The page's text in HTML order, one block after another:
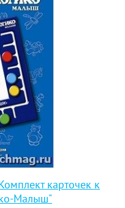
карточек к
Малыш"